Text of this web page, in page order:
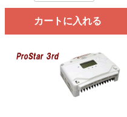
カートに入れる